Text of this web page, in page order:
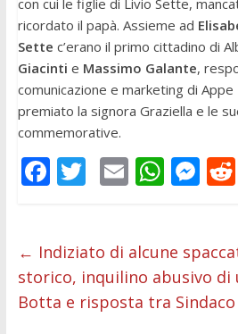
ricordato il papà. Assieme ad
Sette c’erano il primo cittadino di
Giacinti e Massimo Galante,
comunicazione e marketing di Appe
premiato la signora Graziella e le
commemorative.
F
b
o
o
T
er
E
l
W
s
A
p
M
e
n
g
← Indiziato di alcune
storico, inquilino abusivo di
Botta e risposta tra